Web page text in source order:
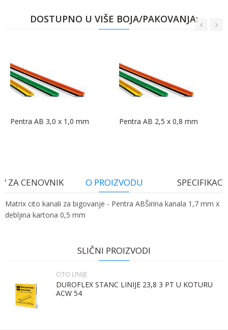
DOSTUPNO U VIŠE BOJA/PAKOVANJA:
Pentra AB 3,0 x 1,0 mm Pentra AB 2,5 x 0,8 mm
ZA CENOVNIK O PROIZVODU
Matrix cito kanali za bigovanje - Pentra ABŠirina kanala 1,7 mm x
debljina kartona 0,5 mm
Brend
GNU
Email:
SLIČNI PROIZVODI
CITO LINIJE
DUROFLEX STANC LINIJE 23,8 3 PT U KOTURU
ACW 54